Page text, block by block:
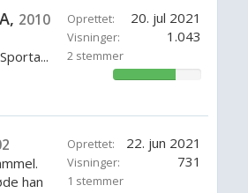
2010
Oprettet: 20. jul 2021
Visninger: 1.043
2 stemmer
71.42857142857143%
han
Oprettet: 22. jun 2021
Visninger: 731
1 stemmer